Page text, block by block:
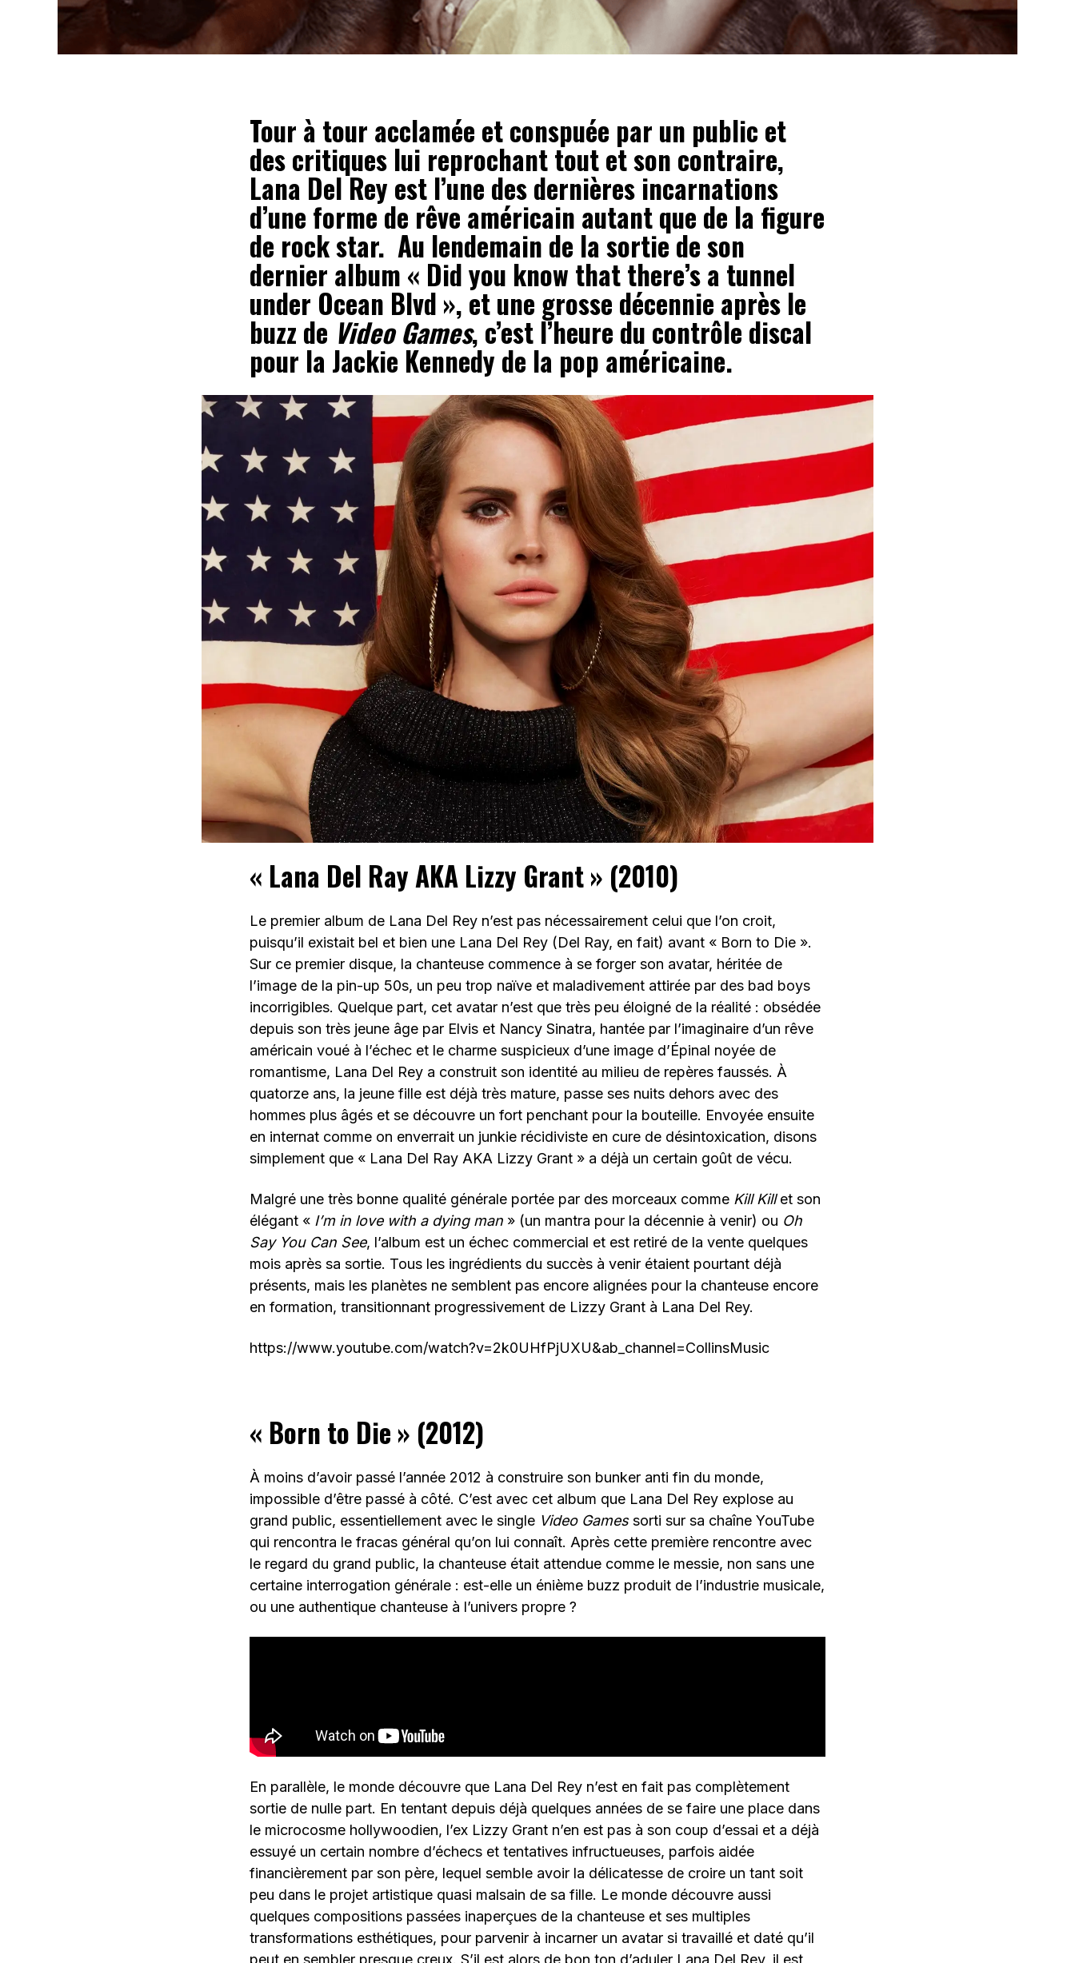
Tour à tour acclamée et conspuée par un public et
des critiques lui reprochant tout et son contraire,
Lana Del Rey est l’une des dernières incarnations
d’une forme de rêve américain autant que de la figure
de rock star. Au lendemain de la sortie de son
dernier album « Did you know that there’s a tunnel
under Ocean Blvd », et une grosse décennie après le
buzz de Video Games, c’est l’heure du contrôle discal
pour la Jackie Kennedy de la pop américaine.
« Lana Del Ray AKA Lizzy Grant » (2010)
Le premier album de Lana Del Rey n’est pas nécessairement celui que l’on croit,
puisqu’il existait bel et bien une Lana Del Rey (Del Ray, en fait) avant « Born to Die ».
Sur ce premier disque, la chanteuse commence à se forger son avatar, héritée de
l’image de la pin-up 50s, un peu trop naïve et maladivement attirée par des bad boys
incorrigibles. Quelque part, cet avatar n’est que très peu éloigné de la réalité : obsédée
depuis son très jeune âge par Elvis et Nancy Sinatra, hantée par l’imaginaire d’un rêve
américain voué à l’échec et le charme suspicieux d’une image d’Épinal noyée de
romantisme, Lana Del Rey a construit son identité au milieu de repères faussés. À
quatorze ans, la jeune fille est déjà très mature, passe ses nuits dehors avec des
hommes plus âgés et se découvre un fort penchant pour la bouteille. Envoyée ensuite
en internat comme on enverrait un junkie récidiviste en cure de désintoxication, disons
simplement que « Lana Del Ray AKA Lizzy Grant » a déjà un certain goût de vécu.
Malgré une très bonne qualité générale portée par des morceaux comme Kill Killet son
élégant « I’m in love with a dying man » (un mantra pour la décennie à venir) ou Oh
Say You Can See, l’album est un échec commercial et est retiré de la vente quelques
mois après sa sortie. Tous les ingrédients du succès à venir étaient pourtant déjà
présents, mais les planètes ne semblent pas encore alignées pour la chanteuse encore
en formation, transitionnant progressivement de Lizzy Grant à Lana Del Rey.
https://www.youtube.com/watch?v=2k0UHfPjUXU&ab_channel=CollinsMusic
« Born to Die » (2012)
À moins d’avoir passé l’année 2012 à construire son bunker anti fin du monde,
impossible d’être passé à côté. C’est avec cet album que Lana Del Rey explose au
grand public, essentiellement avec le single Video Gamessorti sur sa chaîne YouTube
qui rencontra le fracas général qu’on lui connaît. Après cette première rencontre avec
le regard du grand public, la chanteuse était attendue comme le messie, non sans une
certaine interrogation générale : est-elle un énième buzz produit de l’industrie musicale,
ou une authentique chanteuse à l’univers propre ?
En parallèle, le monde découvre que Lana Del Rey n’est en fait pas complètement
sortie de nulle part. En tentant depuis déjà quelques années de se faire une place dans
le microcosme hollywoodien, l’ex Lizzy Grant n’en est pas à son coup d’essai et a déjà
essuyé un certain nombre d’échecs et tentatives infructueuses, parfois aidée
financièrement par son père, lequel semble avoir la délicatesse de croire un tant soit
peu dans le projet artistique quasi malsain de sa fille. Le monde découvre aussi
quelques compositions passées inaperçues de la chanteuse et ses multiples
transformations esthétiques, pour parvenir à incarner un avatar si travaillé et daté qu’il
peut en sembler presque creux. S’il est alors de bon ton d’aduler Lana Del Rey, il est